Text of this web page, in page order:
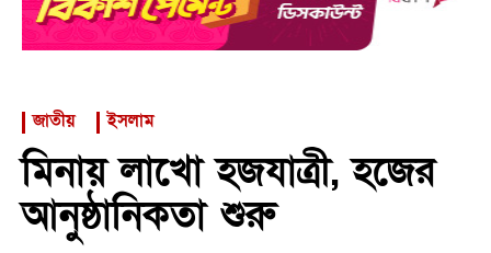
জাতীয় ইসলাম
মিনায় লাখো হজযাত্রী, হজের
আনুষ্ঠানিকতা শুরু